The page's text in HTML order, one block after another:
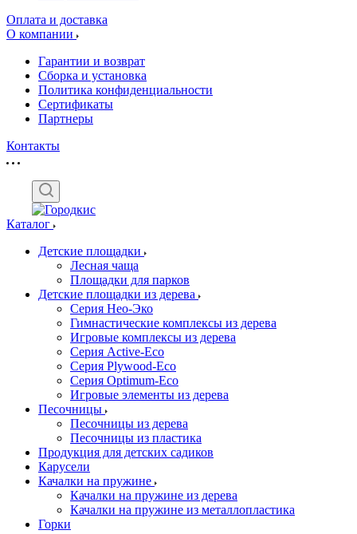
Оплата и доставка
О компании
Гарантии и возврат
Сборка и установка
Политика конфиденциальности
Сертификаты
Партнеры
Контакты
Каталог
Детские площадки
Лесная чаща
Площадки для парков
Детские площадки из дерева
Серия Нео-Эко
Гимнастические комплексы из дерева
Игровые комплексы из дерева
Серия Active-Eco
Серия Plywood-Eco
Серия Оptimum-Еco
Игровые элементы из дерева
Песочницы
Песочницы из дерева
Песочницы из пластика
Продукция для детских садиков
Карусели
Качалки на пружине
Качалки на пружине из дерева
Качалки на пружине из металлопластика
Горки